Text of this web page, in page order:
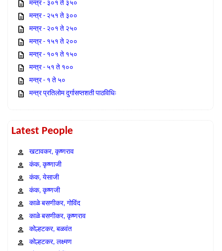
मन्त्र - ३०१ ते ३५०
मन्त्र - २५१ ते ३००
मन्त्र - २०१ ते २५०
मन्त्र - १५१ ते २००
मन्त्र - १०१ ते १५०
मन्त्र - ५१ ते १००
मन्त्र - १ ते ५०
मन्त्र प्रतिलोम दुर्गासप्तशती पाठविधिः
Latest People
खटावकर, कृष्णराव
कंक, कृष्णाजी
कंक, येसाजी
कंक, कृष्णजी
काळे बसणीकर, गोविंद
काळे बसणीकर, कृष्णराव
कोल्हटकर, बळवंत
कोल्हटकर, लक्ष्मण